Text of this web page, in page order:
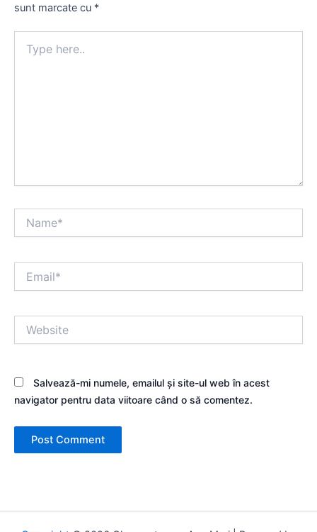
sunt marcate cu *
here..
Salvează-mi numele, emailul și site-ul web în acest
navigator pentru data viitoare când o să comentez.